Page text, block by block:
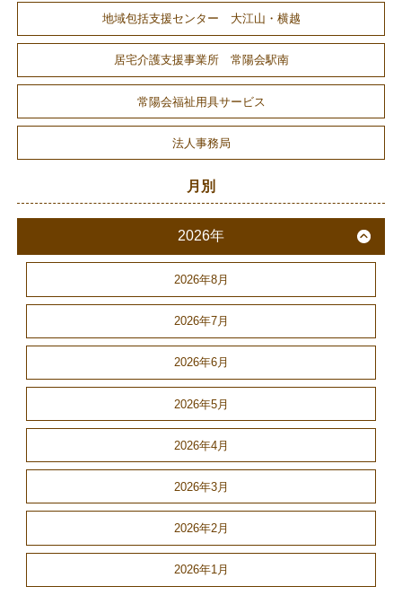
地域包括支援センター 大江山・横越
居宅介護支援事業所 常陽会駅南
常陽会福祉用具サービス
法人事務局
月別
2026年
2026年8月
2026年7月
2026年6月
2026年5月
2026年4月
2026年3月
2026年2月
2026年1月